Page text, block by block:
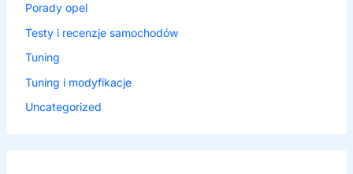
Porady opel
Testy i recenzje samochodów
Tuning
Tuning i modyfikacje
Uncategorized